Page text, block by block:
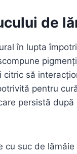
de
în lupta
să
pentru
persistă
cu suc de